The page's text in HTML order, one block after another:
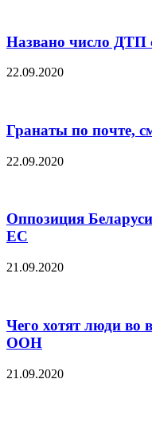
Названо число ДТП
22.09.2020
Гранаты по почте,
22.09.2020
Оппозиция
ЕС
21.09.2020
Чего хотят люди во
ООН
21.09.2020